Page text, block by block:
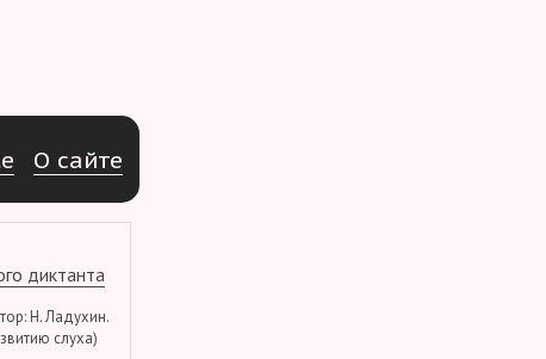
О сайте
диктанта
Н. Ладухин.
слуха)